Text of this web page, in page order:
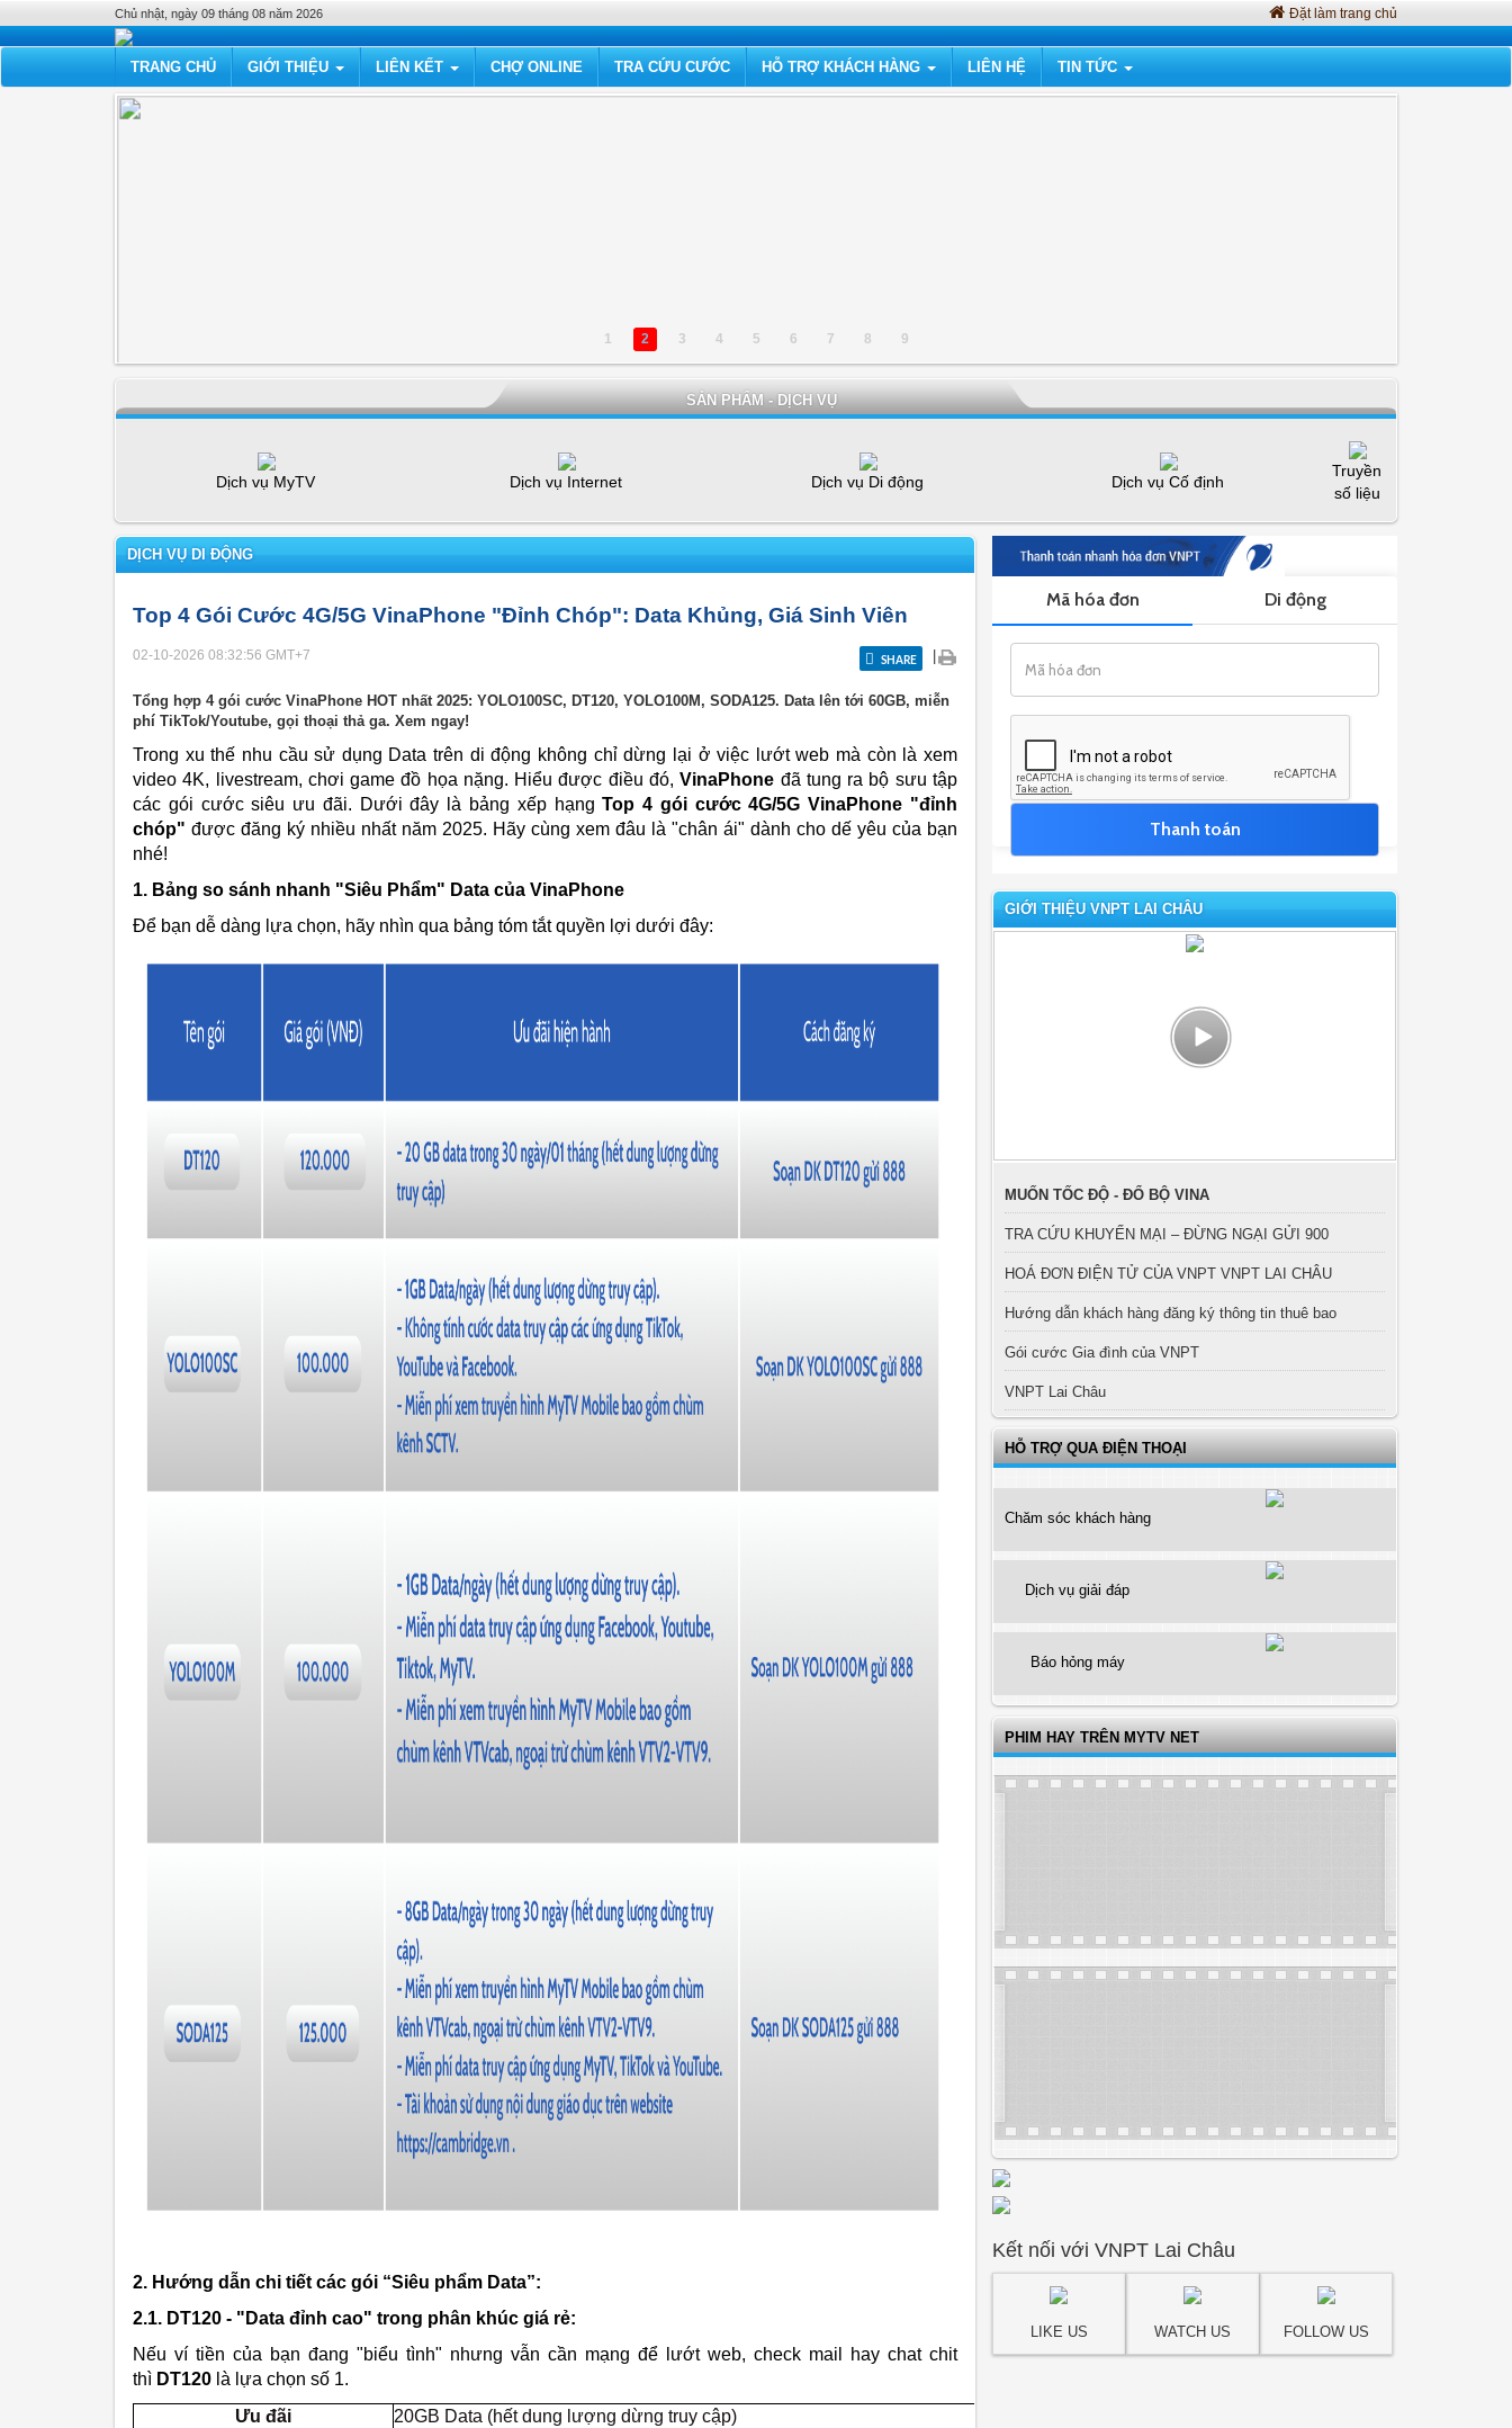
Chủ nhật, ngày 09 tháng 08 năm 2026 Đặt làm trang chủ
TRANG CHỦ GIỚI THIỆU LIÊN KẾT CHỢ ONLINE TRA CỨU CƯỚC HỖ TRỢ KHÁCH HÀNG LIÊN HỆ TIN TỨC
1 2 3 4 5 6 7 8 9
SẢN PHẨM - DỊCH VỤ
Dịch vụ MyTV Dịch vụ Internet Dịch vụ Di động Dịch vụ Cố định
Truyền
số liệu
DỊCH VỤ DI ĐỘNG
Top 4 Gói Cước 4G/5G VinaPhone "Đỉnh Chóp": Data Khủng, Giá Sinh Viên
02-10-2026 08:32:56 GMT+7 SHARE
Tổng hợp 4 gói cước VinaPhone HOT nhất 2025: YOLO100SC, DT120, YOLO100M, SODA125. Data lên tới 60GB, miễn
phí TikTok/Youtube, gọi thoại thả ga. Xem ngay!
Trong xu thế nhu cầu sử dụng Data trên di động không chỉ dừng lại ở việc lướt web mà còn là xem
video 4K, livestream, chơi game đồ họa nặng. Hiểu được điều đó,VinaPhone đã tung ra bộ sưu tập
các gói cước siêu ưu đãi. Dưới đây là bảng xếp hạngTop 4 gói cước 4G/5G VinaPhone "đỉnh
chóp" được đăng ký nhiều nhất năm 2025. Hãy cùng xem đâu là "chân ái" dành cho dế yêu của bạn
nhé!
1. Bảng so sánh nhanh "Siêu Phẩm" Data của VinaPhone
Để bạn dễ dàng lựa chọn, hãy nhìn qua bảng tóm tắt quyền lợi dưới đây:
2. Hướng dẫn chi tiết các gói “Siêu phẩm Data”:
2.1. DT120 - "Data đỉnh cao" trong phân khúc giá rẻ:
Nếu ví tiền của bạn đang "biểu tình" nhưng vẫn cần mạng để lướt web, check mail hay chat chit
thì DT120 là lựa chọn số 1.
Ưu đãi
20GB Data (hết dung lượng dừng truy cập)
GIỚI THIỆU VNPT LAI CHÂU
MUỐN TỐC ĐỘ - ĐỔ BỘ VINA
TRA CỨU KHUYẾN MẠI – ĐỪNG NGẠI GỬI 900
HOÁ ĐƠN ĐIỆN TỬ CỦA VNPT VNPT LAI CHÂU
Hướng dẫn khách hàng đăng ký thông tin thuê bao
Gói cước Gia đình của VNPT
VNPT Lai Châu
HỖ TRỢ QUA ĐIỆN THOẠI
Chăm sóc khách hàng
Dịch vụ giải đáp
Báo hỏng máy
PHIM HAY TRÊN MYTV NET
Kết nối với VNPT Lai Châu
LIKE US WATCH US FOLLOW US